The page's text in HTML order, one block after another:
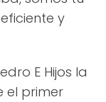
y
E Hijos la
el primer